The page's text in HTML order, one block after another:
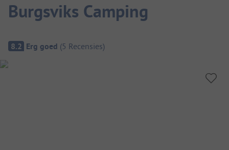
Burgsviks Camping
Camping overzicht
8.2 Erg goed (5 Recensies)